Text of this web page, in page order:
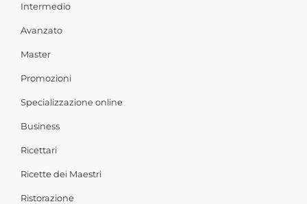
Intermedio
Avanzato
Master
Promozioni
Specializzazione online
Business
Ricettari
Ricette dei Maestri
Ristorazione